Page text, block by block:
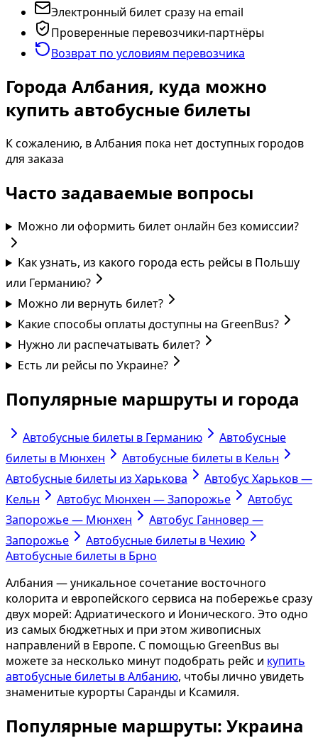
Электронный билет сразу на email
Проверенные перевозчики-партнёры
Возврат по условиям перевозчика
Города Албания, куда можно
купить автобусные билеты
К сожалению, в Албания пока нет доступных городов
для заказа
Часто задаваемые вопросы
Можно ли оформить билет онлайн без комиссии?
Как узнать, из какого города есть рейсы в Польшу
или Германию?
Можно ли вернуть билет?
Какие способы оплаты доступны на GreenBus?
Нужно ли распечатывать билет?
Есть ли рейсы по Украине?
Популярные маршруты и города
Автобусные билеты в Германию
Автобусные
билеты в Мюнхен
Автобусные билеты в Кельн
Автобусные билеты из Харькова
Автобус Харьков —
Кельн
Автобус Мюнхен — Запорожье
Автобус
Запорожье — Мюнхен
Автобус Ганновер —
Запорожье
Автобусные билеты в Чехию
Автобусные билеты в Брно
Албания — уникальное сочетание восточного
колорита и европейского сервиса на побережье сразу
двух морей: Адриатического и Ионического. Это одно
из самых бюджетных и при этом живописных
направлений в Европе. С помощью GreenBus вы
можете за несколько минут подобрать рейс и купить
автобусные билеты в Албанию, чтобы лично увидеть
знаменитые курорты Саранды и Ксамиля.
Популярные маршруты: Украина